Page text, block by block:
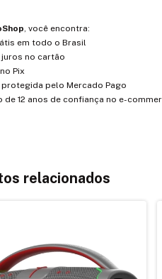
, você encontra:
em todo o Brasil
juros no cartão
Pix
pelo Mercado Pago
de 12 anos de confiança no e-
relacionados